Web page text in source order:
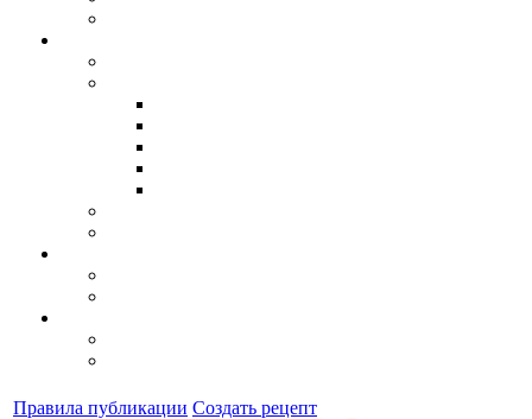
Правила публикации Создать рецепт